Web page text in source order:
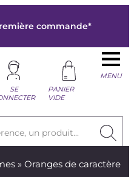
commande*
un produit...
SE
PANIER
VIDE
MENU
» Oranges de caractère